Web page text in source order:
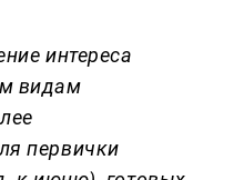
интереса
видам
первички